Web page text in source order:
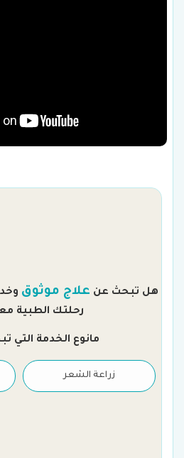
هل تبحث عن علاج موثوق
رحلتك الطبية
مانوع الخدمة التي
زراعة الشعر